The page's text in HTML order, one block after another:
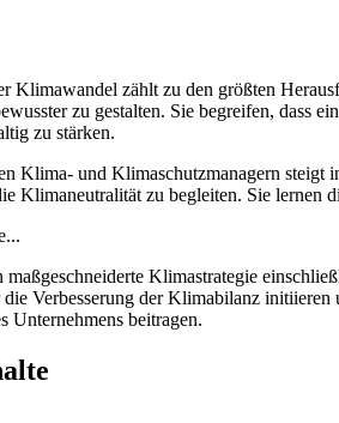
Klimawandel zählt zu den größten
zu gestalten. Sie begreifen, dass
zu stärken.
Klima- und Klimaschutzmanagern
Klimaneutralität zu begleiten. Sie
maßgeschneiderte Klimastrategie
Verbesserung der Klimabilanz initiieren
Unternehmens beitragen.